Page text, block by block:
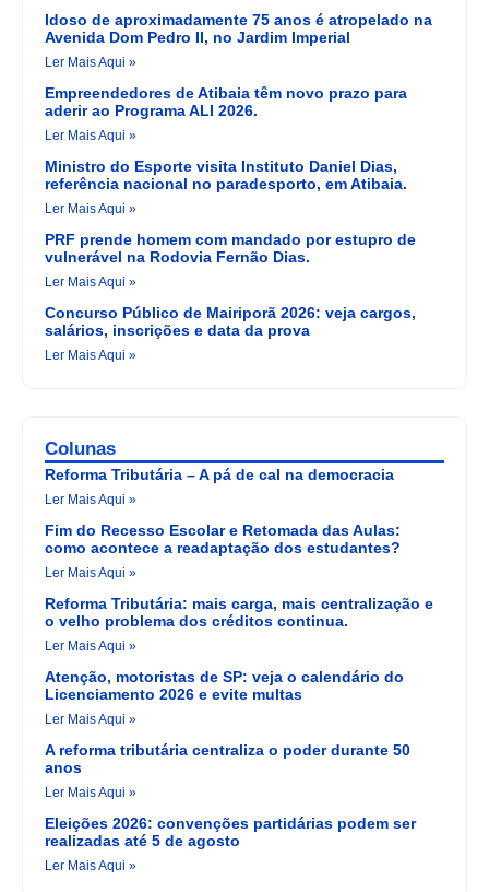
Idoso de aproximadamente 75 anos é atropelado na
Avenida Dom Pedro II, no Jardim Imperial
Ler Mais Aqui »
Empreendedores de Atibaia têm novo prazo para
aderir ao Programa ALI 2026.
Ler Mais Aqui »
Ministro do Esporte visita Instituto Daniel Dias,
referência nacional no paradesporto, em Atibaia.
Ler Mais Aqui »
PRF prende homem com mandado por estupro de
vulnerável na Rodovia Fernão Dias.
Ler Mais Aqui »
Concurso Público de Mairiporã 2026: veja cargos,
salários, inscrições e data da prova
Ler Mais Aqui »
Colunas
Reforma Tributária – A pá de cal na democracia
Ler Mais Aqui »
Fim do Recesso Escolar e Retomada das Aulas:
como acontece a readaptação dos estudantes?
Ler Mais Aqui »
Reforma Tributária: mais carga, mais centralização e
o velho problema dos créditos continua.
Ler Mais Aqui »
Atenção, motoristas de SP: veja o calendário do
Licenciamento 2026 e evite multas
Ler Mais Aqui »
A reforma tributária centraliza o poder durante 50
anos
Ler Mais Aqui »
Eleições 2026: convenções partidárias podem ser
realizadas até 5 de agosto
Ler Mais Aqui »